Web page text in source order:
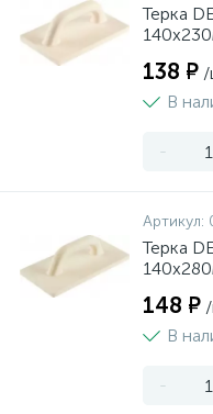
Терка
138 ₽ /
В
-
Артикул:
Терка
148 ₽
В
-